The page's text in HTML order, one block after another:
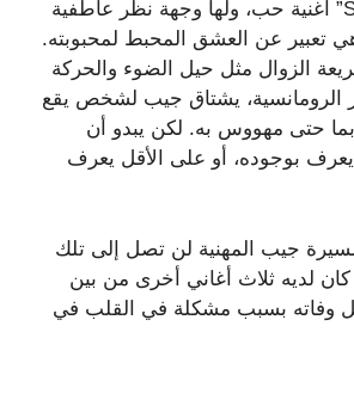
“Shadow Dancing” أغنية حب، ولها وجهة نظر عاطفية
تعبير عن العشق المحبط لمحبوبته.
الزوال مثل حيل الضوء والحركة
الرومانسية، يشتاق جيب لشخص يقع
حتى مهووس به. لكن يبدو أن
بوجوده، أو على الأقل يعرف
جيب المهنية لن تصل إلى تلك
لديه ثلاث أغاني أخرى من بين
وفاته بسبب مشكلة في القلب في